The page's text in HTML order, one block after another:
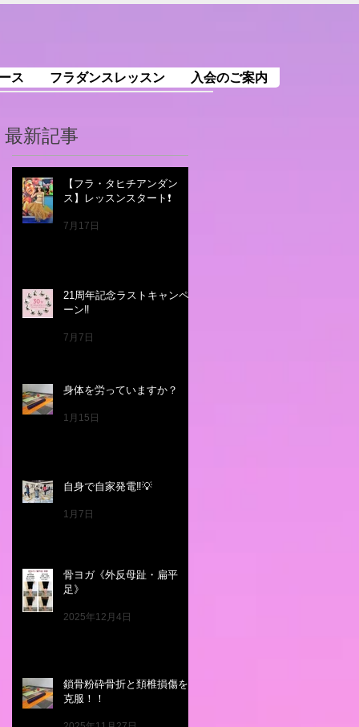
ス フラダンスレッスン 入会のご案内
最新記事
【フラ・タヒチアンダン
ス】レッスンスタート❗️
7月17日
21周年記念ラストキャンペ
ーン‼️
7月7日
身体を労っていますか？
1月15日
自身で自家発電‼️💡
1月7日
骨ヨガ《外反母趾・扁平
足》
2025年12月4日
鎖骨粉砕骨折と頚椎損傷を
克服！！